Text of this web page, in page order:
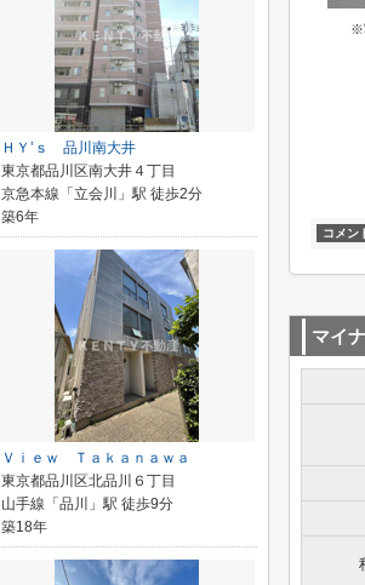
※
コメン
マイ
ＨＹ’ｓ 品川南大井
東京都品川区南大井４丁目
京急本線「立会川」駅 徒歩2分
築6年
Ｖｉｅｗ Ｔａｋａｎａｗａ
東京都品川区北品川６丁目
山手線「品川」駅 徒歩9分
築18年